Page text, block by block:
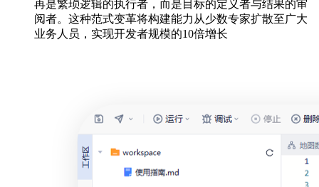
再是繁琐逻辑的执行者，而是目标的定义者与结果的审
阅者。这种范式变革将构建能力从少数专家扩散至广大
业务人员，实现开发者规模的10倍增长